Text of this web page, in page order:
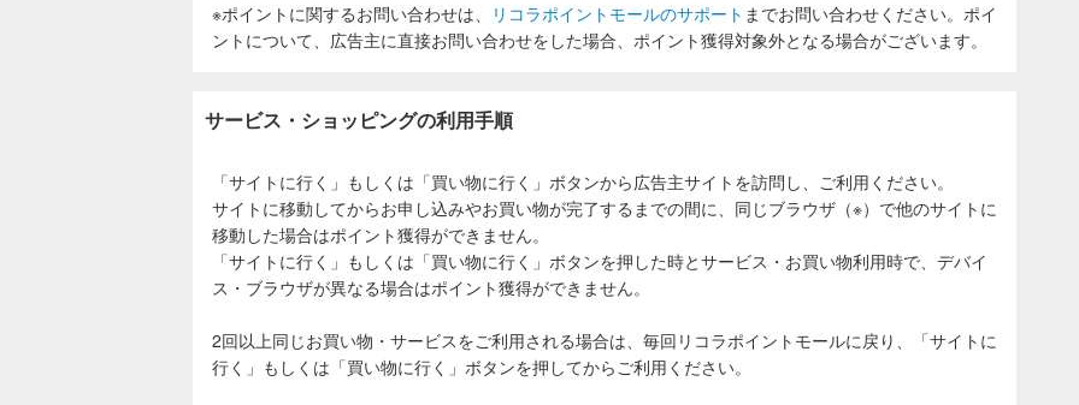
※ポイントに関するお問い合わせは、
リコラポイントモールのサポート までお問い合わせください。ポイ
ントについて、広告主に直接お問い合わせをした場合、ポイント獲得対象外となる場合がございます。
サービス・ショッピングの利用手順
「サイトに行く」もしくは「買い物に行く」ボタンから広告主サイトを訪問し、ご利用ください。
サイトに移動してからお申し込みやお買い物が完了するまでの間に、同じブラウザ（※）で他のサイトに
移動した場合はポイント獲得ができません。
「サイトに行く」もしくは「買い物に行く」ボタンを押した時とサービス・お買い物利用時で、デバイ
ス・ブラウザが異なる場合はポイント獲得ができません。
2回以上同じお買い物・サービスをご利用される場合は、毎回リコラポイントモールに戻り、「サイトに
行く」もしくは「買い物に行く」ボタンを押してからご利用ください。